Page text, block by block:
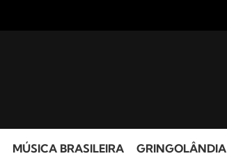
MÚSICA BRASILEIRA GRINGOLÂNDIA